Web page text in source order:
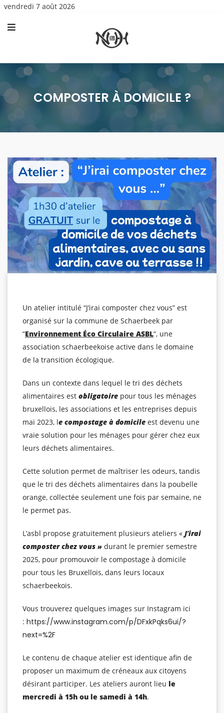
vendredi 7 août 2026
COMPOSTER À DOMICILE ?
Un atelier intitulé “J’irai composter chez vous” est
organisé sur la commune de Schaerbeek par
“Environnement Éco Circulaire ASBL“, une
association schaerbeekoise active dans le domaine
de la transition écologique.
Dans un contexte dans lequel le tri des déchets
alimentaires est obligatoire pour tous les ménages
bruxellois, les associations et les entreprises depuis
mai 2023, le compostage à domicile est devenu une
vraie solution pour les ménages pour gérer chez eux
leurs déchets alimentaires.
Cette solution permet de maîtriser les odeurs, tandis
que le tri des déchets alimentaires dans la poubelle
orange, collectée seulement une fois par semaine, ne
le permet pas.
L’asbl propose gratuitement plusieurs ateliers « J’irai
composter chez vous » durant le premier semestre
2025, pour promouvoir le compostage à domicile
pour tous les Bruxellois, dans leurs locaux
schaerbeekois.
Vous trouverez quelques images sur Instagram ici
: https://www.instagram.com/p/DFxkPqks6ui/?
next=%2F
Le contenu de chaque atelier est identique afin de
proposer un maximum de créneaux aux citoyens
désirant participer. Les ateliers auront lieu le
mercredi à 15h ou le samedi à 14h.